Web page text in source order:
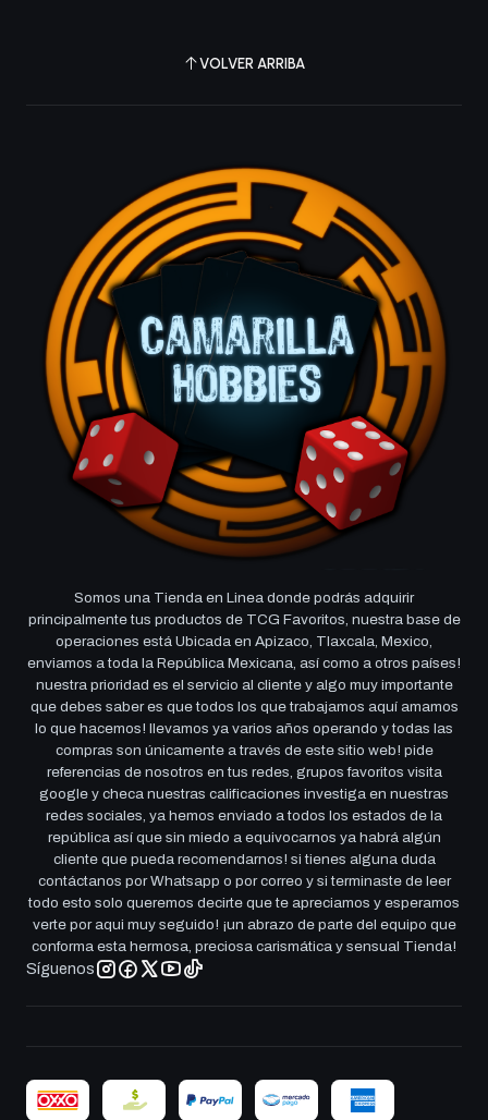
VOLVER ARRIBA
Somos una Tienda en Linea donde podrás adquirir
principalmente tus productos de TCG Favoritos, nuestra base de
operaciones está Ubicada en Apizaco, Tlaxcala, Mexico,
enviamos a toda la República Mexicana, así como a otros países!
nuestra prioridad es el servicio al cliente y algo muy importante
que debes saber es que todos los que trabajamos aquí amamos
lo que hacemos! llevamos ya varios años operando y todas las
compras son únicamente a través de este sitio web! pide
referencias de nosotros en tus redes, grupos favoritos visita
google y checa nuestras calificaciones investiga en nuestras
redes sociales, ya hemos enviado a todos los estados de la
república así que sin miedo a equivocarnos ya habrá algún
cliente que pueda recomendarnos! si tienes alguna duda
contáctanos por Whatsapp o por correo y si terminaste de leer
todo esto solo queremos decirte que te apreciamos y esperamos
verte por aqui muy seguido! ¡un abrazo de parte del equipo que
conforma esta hermosa, preciosa carismática y sensual Tienda!
Síguenos